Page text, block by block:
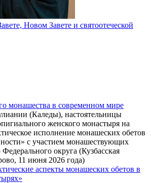
Новом Завете и святоотеческой
монашества в современном мире
(Каледы), настоятельницы
женского монастыря на
исполнение монашеских обетов
с участием монашествующих
округа (Кузбасская
11 июня 2026 года)
аспекты монашеских обетов в